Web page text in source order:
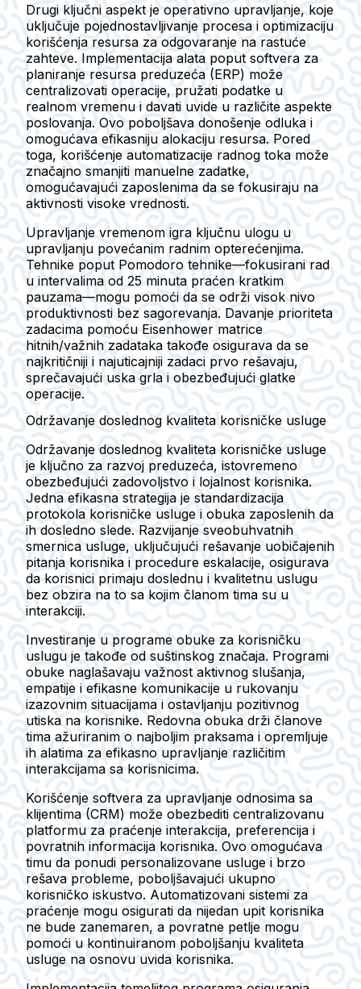
Drugi ključni aspekt je operativno upravljanje, koje
uključuje pojednostavljivanje procesa i optimizaciju
korišćenja resursa za odgovaranje na rastuće
zahteve. Implementacija alata poput softvera za
planiranje resursa preduzeća (ERP) može
centralizovati operacije, pružati podatke u
realnom vremenu i davati uvide u različite aspekte
poslovanja. Ovo poboljšava donošenje odluka i
omogućava efikasniju alokaciju resursa. Pored
toga, korišćenje automatizacije radnog toka može
značajno smanjiti manuelne zadatke,
omogućavajući zaposlenima da se fokusiraju na
aktivnosti visoke vrednosti.
Upravljanje vremenom igra ključnu ulogu u
upravljanju povećanim radnim opterećenjima.
Tehnike poput Pomodoro tehnike—fokusirani rad
u intervalima od 25 minuta praćen kratkim
pauzama—mogu pomoći da se održi visok nivo
produktivnosti bez sagorevanja. Davanje prioriteta
zadacima pomoću Eisenhower matrice
hitnih/važnih zadataka takođe osigurava da se
najkritičniji i najuticajniji zadaci prvo rešavaju,
sprečavajući uska grla i obezbeđujući glatke
operacije.
Održavanje doslednog kvaliteta korisničke usluge
Održavanje doslednog kvaliteta korisničke usluge
je ključno za razvoj preduzeća, istovremeno
obezbeđujući zadovoljstvo i lojalnost korisnika.
Jedna efikasna strategija je standardizacija
protokola korisničke usluge i obuka zaposlenih da
ih dosledno slede. Razvijanje sveobuhvatnih
smernica usluge, uključujući rešavanje uobičajenih
pitanja korisnika i procedure eskalacije, osigurava
da korisnici primaju doslednu i kvalitetnu uslugu
bez obzira na to sa kojim članom tima su u
interakciji.
Investiranje u programe obuke za korisničku
uslugu je takođe od suštinskog značaja. Programi
obuke naglašavaju važnost aktivnog slušanja,
empatije i efikasne komunikacije u rukovanju
izazovnim situacijama i ostavljanju pozitivnog
utiska na korisnike. Redovna obuka drži članove
tima ažuriranim o najboljim praksama i opremljuje
ih alatima za efikasno upravljanje različitim
interakcijama sa korisnicima.
Korišćenje softvera za upravljanje odnosima sa
klijentima (CRM) može obezbediti centralizovanu
platformu za praćenje interakcija, preferencija i
povratnih informacija korisnika. Ovo omogućava
timu da ponudi personalizovane usluge i brzo
rešava probleme, poboljšavajući ukupno
korisničko iskustvo. Automatizovani sistemi za
praćenje mogu osigurati da nijedan upit korisnika
ne bude zanemaren, a povratne petlje mogu
pomoći u kontinuiranom poboljšanju kvaliteta
usluge na osnovu uvida korisnika.